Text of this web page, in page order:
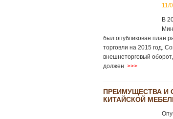
11/
В
был опубликован план
торговли на 2015 год.
внешнеторговый
должен >>>
ПРЕИМУЩЕСТВА И
КИТАЙСКОЙ